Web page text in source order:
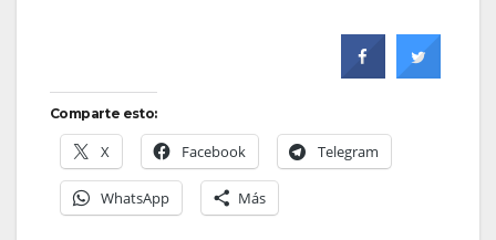
Comparte esto:
X Facebook Telegram
WhatsApp Más